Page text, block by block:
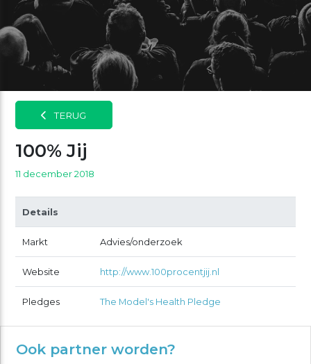
TERUG
100% Jij
11 december 2018
Details
Markt Advies/onderzoek
Website http://www.100procentjij.nl
Pledges The Model's Health Pledge
Ook partner worden?